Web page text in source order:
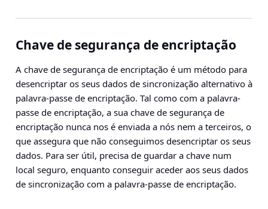
Chave de segurança de encriptação
A chave de segurança de encriptação é um método para
desencriptar os seus dados de sincronização alternativo à
palavra-passe de encriptação. Tal como com a palavra-
passe de encriptação, a sua chave de segurança de
encriptação nunca nos é enviada a nós nem a terceiros, o
que assegura que não conseguimos desencriptar os seus
dados. Para ser útil, precisa de guardar a chave num
local seguro, enquanto conseguir aceder aos seus dados
de sincronização com a palavra-passe de encriptação.